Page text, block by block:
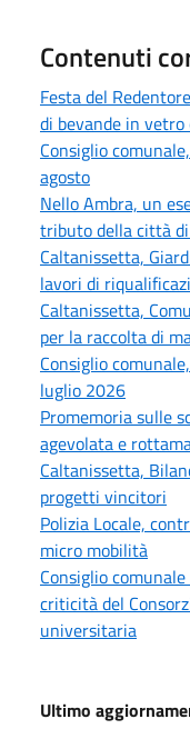
Contenuti
Festa del
di bevande in
Consiglio
agosto
Nello Ambra, un
tributo della città
Caltanissetta,
lavori di
Caltanissetta,
per la raccolta di
Consiglio
luglio 2026
Promemoria sulle
agevolata e
Caltanissetta,
progetti vincitori
Polizia Locale,
micro mobilità
Consiglio
criticità del
universitaria
Ultimo